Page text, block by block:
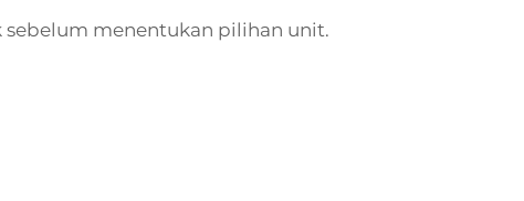
menentukan pilihan unit.